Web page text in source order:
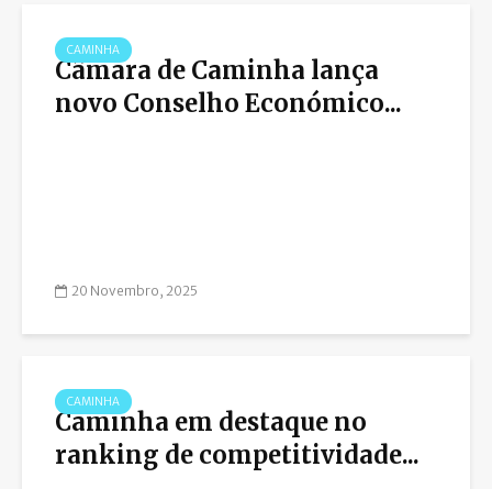
CAMINHA
Câmara de Caminha lança
novo Conselho Económico...
20 Novembro, 2025
CAMINHA
Caminha em destaque no
ranking de competitividade...